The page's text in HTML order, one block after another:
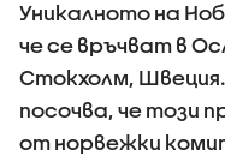
Уникалното на
че се връчват в
Стокхолм,
посочва, че този
от норвежки